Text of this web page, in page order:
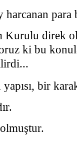
para
Kurulu direk
ki bu
bir